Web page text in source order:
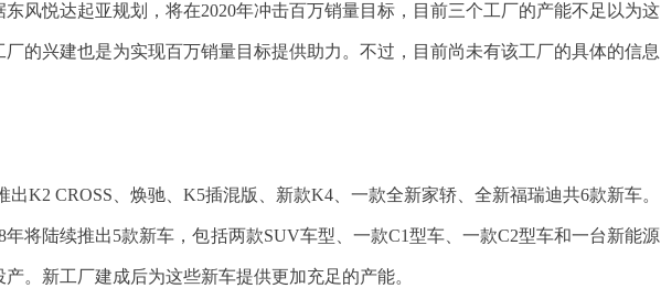
风悦达起亚规划，将在2020年冲击百万销量目标，目前三个工厂的产能不足以为这
的兴建也是为实现百万销量目标提供助力。不过，目前尚未有该工厂的具体的信息
出K2 CROSS、焕驰、K5插混版、新款K4、一款全新家轿、全新福瑞迪共6款新车。
年将陆续推出5款新车，包括两款SUV车型、一款C1型车、一款C2型车和一台新能源
。新工厂建成后为这些新车提供更加充足的产能。